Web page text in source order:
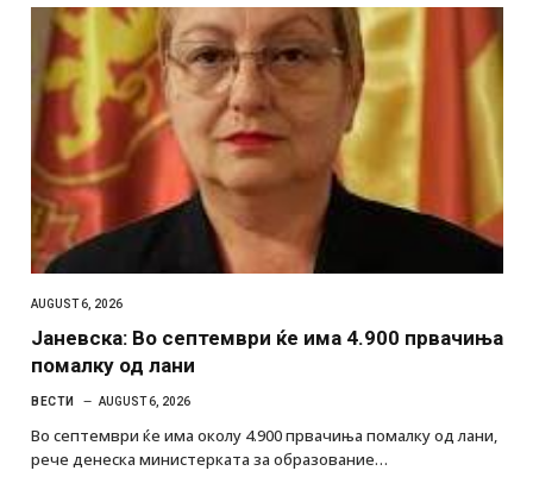
AUGUST 6, 2026
Јаневска: Во септември ќе има 4.900 првачиња
помалку од лани
ВЕСТИ AUGUST 6, 2026
Во септември ќе има околу 4.900 првачиња помалку од лани,
рече денеска министерката за образование…